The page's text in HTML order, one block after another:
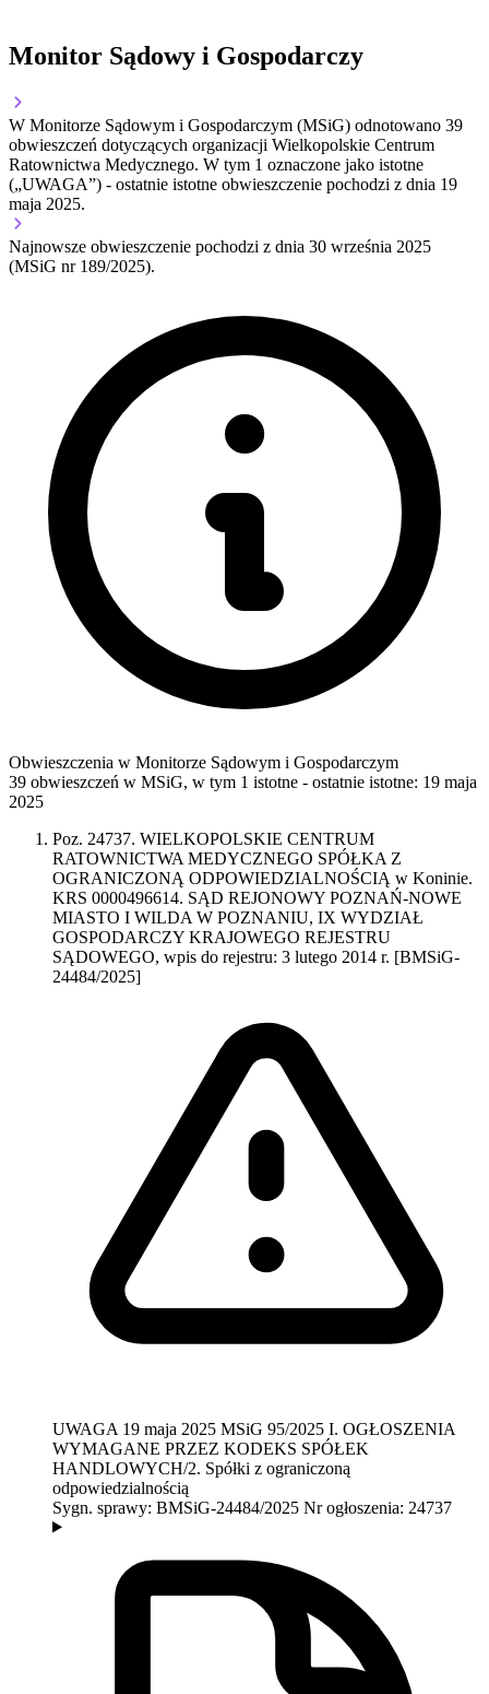
Monitor Sądowy i Gospodarczy
W Monitorze Sądowym i Gospodarczym (MSiG) odnotowano 39
obwieszczeń dotyczących organizacji Wielkopolskie Centrum
Ratownictwa Medycznego. W tym 1 oznaczone jako istotne
(„UWAGA”) - ostatnie istotne obwieszczenie pochodzi z dnia 19
maja 2025.
Najnowsze obwieszczenie pochodzi z dnia 30 września 2025
(MSiG nr 189/2025).
Obwieszczenia w Monitorze Sądowym i Gospodarczym
39 obwieszczeń w MSiG, w tym 1 istotne - ostatnie istotne: 19 maja
2025
Poz. 24737. WIELKOPOLSKIE CENTRUM
RATOWNICTWA MEDYCZNEGO SPÓŁKA Z
OGRANICZONĄ ODPOWIEDZIALNOŚCIĄ w Koninie.
KRS 0000496614. SĄD REJONOWY POZNAŃ-NOWE
MIASTO I WILDA W POZNANIU, IX WYDZIAŁ
GOSPODARCZY KRAJOWEGO REJESTRU
SĄDOWEGO, wpis do rejestru: 3 lutego 2014 r. [BMSiG-
24484/2025]
UWAGA 19 maja 2025 MSiG 95/2025 I. OGŁOSZENIA
WYMAGANE PRZEZ KODEKS SPÓŁEK
HANDLOWYCH/2. Spółki z ograniczoną
odpowiedzialnością
Sygn. sprawy: BMSiG-24484/2025 Nr ogłoszenia: 24737